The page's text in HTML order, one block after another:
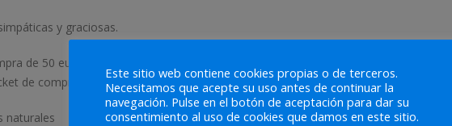
y graciosas.
de 50 euros validos en la red de establecimientos de Apymeco Torrevieja. Para
de compra del comercio donde se hizo el selfie.
naturales
Este sitio web contiene cookies propias o de terceros.
Necesitamos que acepte su uso antes de continuar la
navegación. Pulse en el botón de aceptación para dar su
consentimiento al uso de cookies que damos en este sitio.